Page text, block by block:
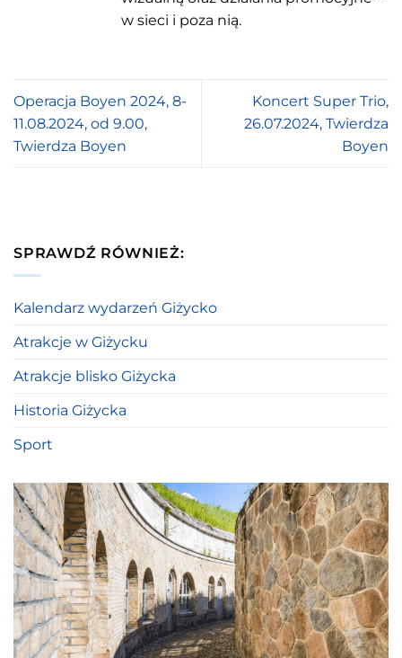
w sieci i poza nią.
Operacja Boyen 2024, 8-
11.08.2024, od 9.00,
Twierdza Boyen
Koncert Super Trio,
26.07.2024, Twierdza
Boyen
SPRAWDŹ RÓWNIEŻ:
Kalendarz wydarzeń Giżycko
Atrakcje w Giżycku
Atrakcje blisko Giżycka
Historia Giżycka
Sport